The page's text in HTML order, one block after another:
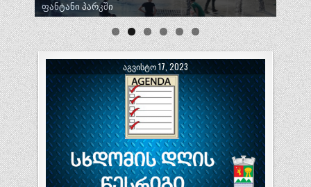
ტრადიციული ლელობურთი შუხუთში
ᲐᲒᲕᲘᲡᲢᲝ 17, 2023